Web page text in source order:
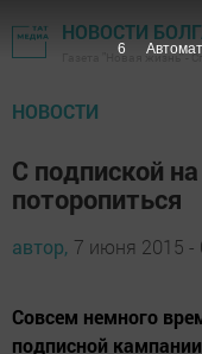
НОВОСТИ
Газета "Новая жизнь" -
НОВОСТИ
С подпиской
поторопиться
автор, 7 июня 2015 -
Совсем немного
подписной
5